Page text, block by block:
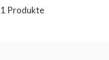
1 Produkte